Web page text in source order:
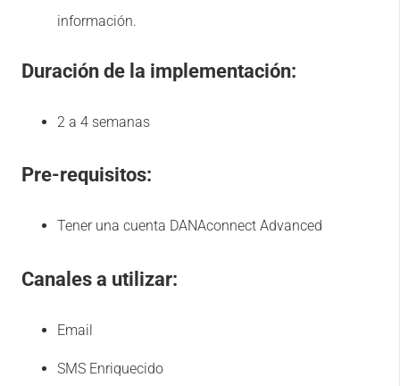
información.
Duración de la implementación:
2 a 4 semanas
Pre-requisitos:
Tener una cuenta DANAconnect Advanced
Canales a utilizar:
Email
SMS Enriquecido